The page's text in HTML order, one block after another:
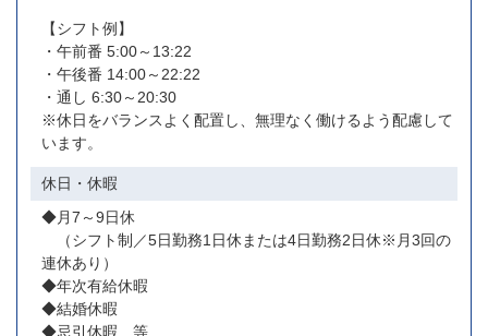
【シフト例】
・午前番 5:00～13:22
・午後番 14:00～22:22
・通し 6:30～20:30
※休日をバランスよく配置し、無理なく働けるよう配慮して
います。
休日・休暇
◆月7～9日休
（シフト制／5日勤務1日休または4日勤務2日休※月3回の
連休あり）
◆年次有給休暇
◆結婚休暇
◆忌引休暇 等